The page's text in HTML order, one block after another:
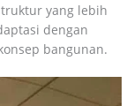
yang lebih
dengan
bangunan.